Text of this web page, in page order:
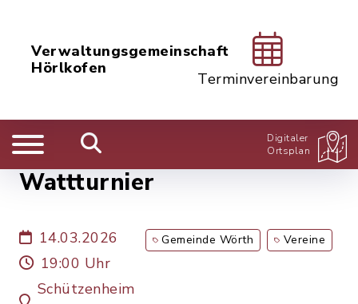
Verwaltungsgemeinschaft
Hörlkofen
Terminvereinbarung
Digitaler
Ortsplan
Wattturnier
14.03.2026
19:00 Uhr
Schützenheim
Gemeinde Wörth Vereine